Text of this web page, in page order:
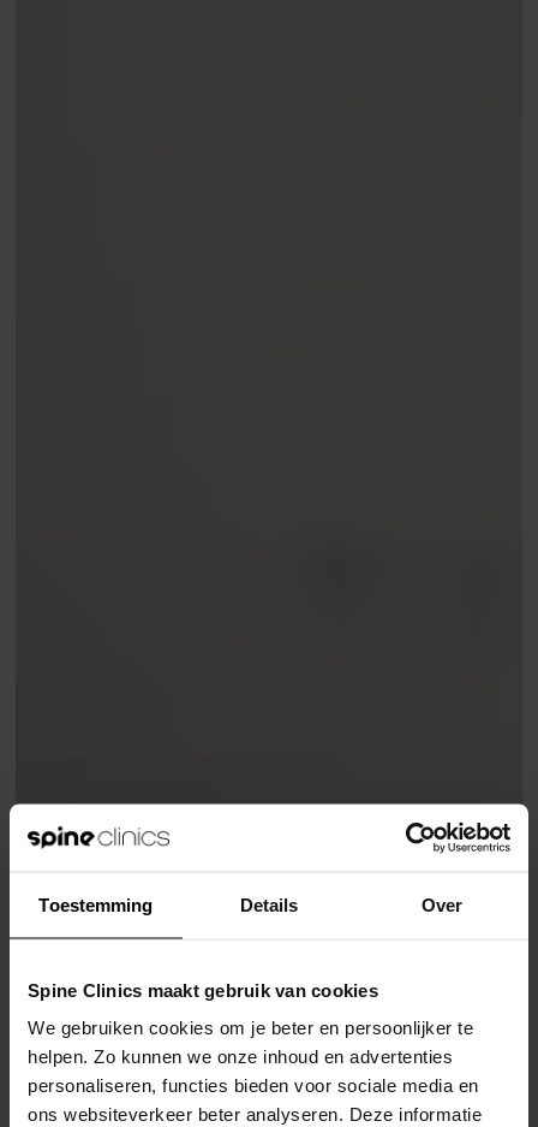
Toestemming Details Over
Spine Clinics maakt gebruik van cookies
We gebruiken cookies om je beter en persoonlijker te
helpen. Zo kunnen we onze inhoud en advertenties
personaliseren, functies bieden voor sociale media en
ons websiteverkeer beter analyseren. Deze informatie